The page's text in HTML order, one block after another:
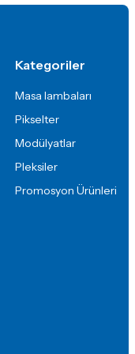
Kategoriler
Masa lambaları
Pikselter
Modülyatlar
Pleksiler
Promosyon Ürünleri